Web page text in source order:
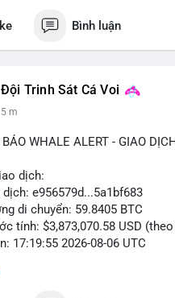
Cointelegraph
Bình luận
Đội Trinh Sát Cá Voi
5 m
WHALE ALERT - GIAO
dịch:
e956579d...5a1bf683
di chuyển: 59.8405 BTC
tính: $3,873,070.58 USD
17:19:55 2026-08-06 UTC
59.84 BTC trị giá gần 3.9